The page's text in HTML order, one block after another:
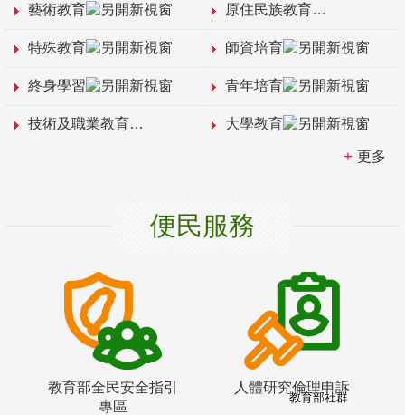
藝術教育 原住民族教育
特殊教育 師資培育
終身學習 青年培育
技術及職業教育 大學教育
更多
便民服務
教育部全民安全指引
專區
人體研究倫理申訴
教育部社群